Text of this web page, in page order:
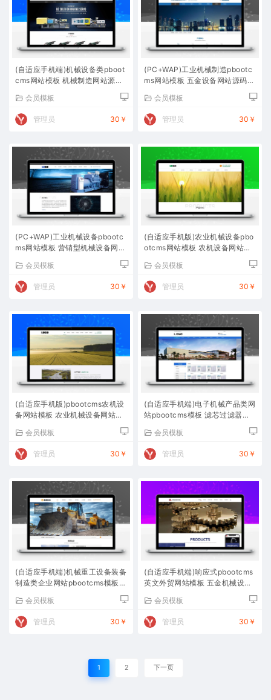
(自适应手机端)机械设备类pboot
cms网站模板 机械制造网站源码
会员模板
管理员 30￥
(PC+WAP)工业机械制造pbootc
ms网站模板 五金设备网站源码下
会员模板
管理员 30￥
(PC+WAP)工业机械设备pbootc
ms网站模板 营销型机械设备网站
会员模板
管理员 30￥
(自适应手机版)农业机械设备pbo
otcms网站模板 农机设备网站源
会员模板
管理员 30￥
(自适应手机版)pbootcms农机设
备网站模板 农业机械设备网站源
会员模板
管理员 30￥
(自适应手机端)电子机械产品类网
站pbootcms模板 滤芯过滤器网
会员模板
管理员 30￥
(自适应手机端)机械重工设备装备
制造类企业网站pbootcms模板
会员模板
管理员 30￥
(自适应手机端)响应式pbootcms
英文外贸网站模板 五金机械设备
会员模板
管理员 30￥
1 2 下一页